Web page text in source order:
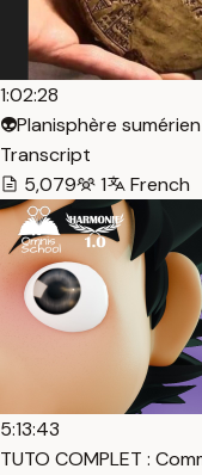
1:02:28
👽Planisphère
Transcript
5,079
1 French
5:13:43
TUTO COMPLET :